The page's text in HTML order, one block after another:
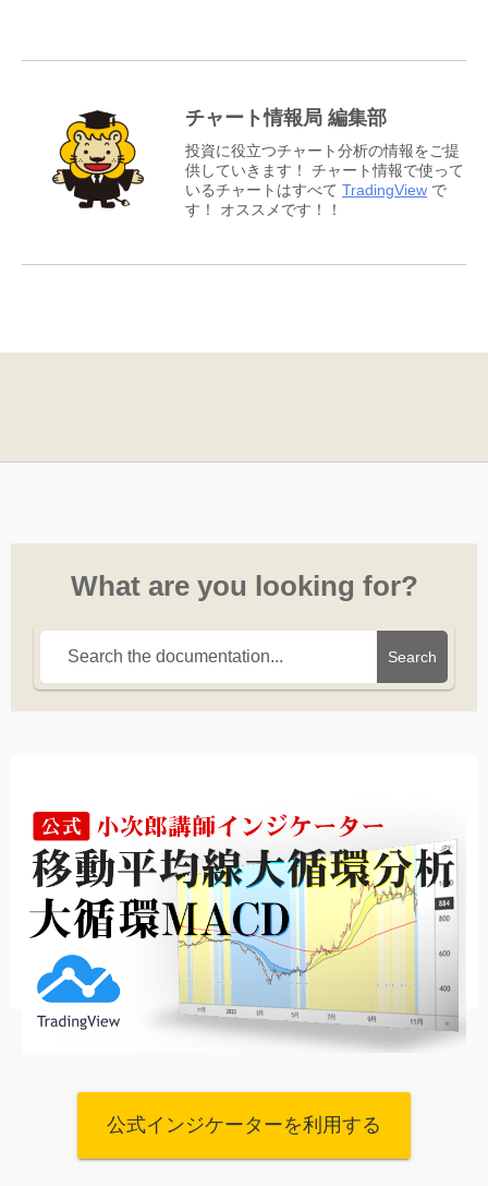
チャート情報局 編集部
投資に役立つチャート分析の情報をご提
供していきます！ チャート情報で使って
いるチャートはすべて TradingView で
す！ オススメです！！
What are you looking for?
Search
公式インジケーターを利用する